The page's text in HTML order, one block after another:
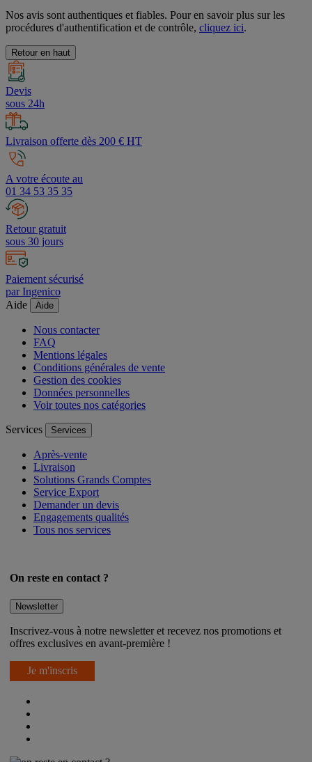
Nos avis sont authentiques et fiables. Pour en savoir plus sur les
procédures d'authentification et de contrôle, cliquez ici.
Retour en haut
Devis
sous 24h
Livraison offerte dès 200 € HT
A votre écoute au
01 34 53 35 35
Retour gratuit
sous 30 jours
Paiement sécurisé
par Ingenico
Aide
Aide
Nous contacter
FAQ
Mentions légales
Conditions générales de vente
Gestion des cookies
Données personnelles
Voir toutes nos catégories
Services Services
Après-vente
Livraison
Solutions Grands Comptes
Service Export
Demander un devis
Engagements qualités
Tous nos services
On reste en contact ?
Newsletter
Inscrivez-vous à notre newsletter et recevez nos promotions et
offres exclusives en avant-première !
Je m'inscris